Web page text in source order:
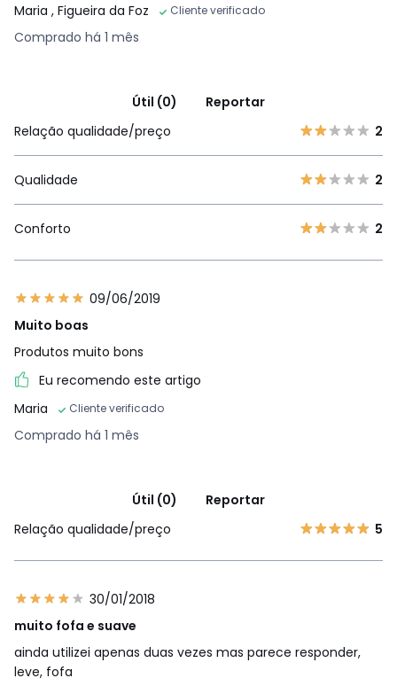
Maria , Figueira da Foz Cliente verificado
Comprado há 1 mês
Útil (0)
Reportar
Relação qualidade/preço
2
Qualidade 2
Conforto 2
09/06/2019
Muito boas
Produtos muito bons
Eu recomendo este artigo
Maria
Cliente verificado
Comprado há 1 mês
Útil (0)
Reportar
Relação qualidade/preço
5
30/01/2018
muito fofa e suave
ainda utilizei apenas duas vezes mas parece responder,
leve, fofa